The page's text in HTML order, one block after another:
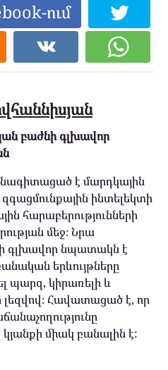
ում
բաժնի գլխավոր
է մարդկային
ինտելեկտի
հարաբերությունների
մեջ։ Նրա
գլխավոր նպատակն է
երևույթները
պարզ, կիրառելի և
Հավատացած է, որ
միակ բանալին է: